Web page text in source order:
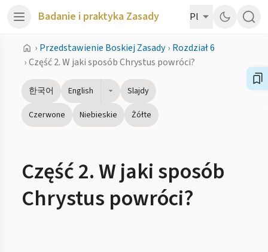
Badanie i praktyka Zasady Pl
› Przedstawienie Boskiej Zasady › Rozdział 6
›Część 2. W jaki sposób Chrystus powróci?
한국어 English
Slajdy
Czerwone
Niebieskie Żółte
Część 2. W jaki sposób
Chrystus powróci?